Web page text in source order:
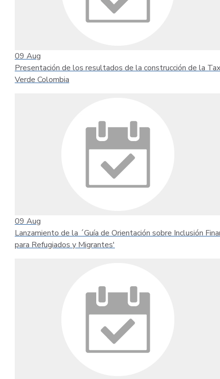
09 Aug
Presentación de los resultados de la construcción de la
Verde Colombia
09 Aug
Lanzamiento de la ´Guía de Orientación sobre Inclusión
para Refugiados y Migrantes'